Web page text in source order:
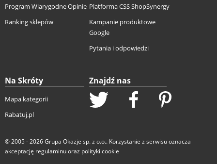
Program Wiarygodne Opinie
Ranking sklepów
Platforma CSS ShopSynergy
Kampanie produktowe
Google
Pytania i odpowiedzi
Na Skróty
Mapa kategorii
Rabatuj.pl
Znajdź nas
© 2005 - 2026Grupa Okazje sp. z o.o.. Korzystanie z serwisu oznacza
akceptację regulaminuoraz polityki cookie